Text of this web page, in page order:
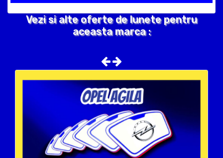
Vezi si alte oferte de lunete pentru
aceasta marca :